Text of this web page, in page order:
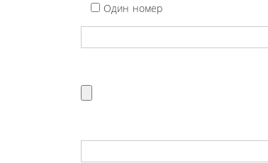
Один номер